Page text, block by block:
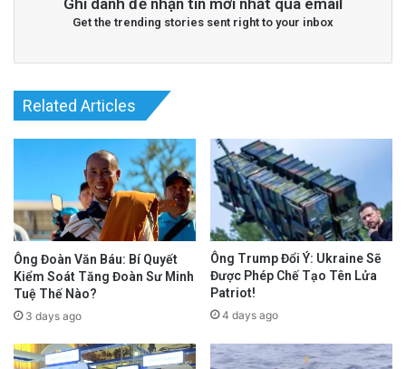
Ghi danh để nhận tin mới nhất qua email
Get the trending stories sent right to your inbox
Related Articles
Ông Đoàn Văn Báu: Bí Quyết
Kiểm Soát Tăng Đoàn Sư Minh
Tuệ Thế Nào?
3 days ago
Ông Trump Đổi Ý: Ukraine Sẽ
Được Phép Chế Tạo Tên Lửa
Patriot!
4 days ago